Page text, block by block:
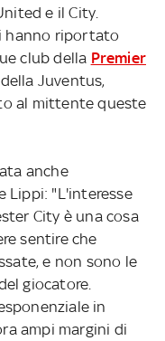
e il City.
hanno riportato
club della Premier
Juventus,
al mittente queste
anche
Lippi: "L'interesse
City è una cosa
sentire che
e non sono le
giocatore.
in
ampi margini di